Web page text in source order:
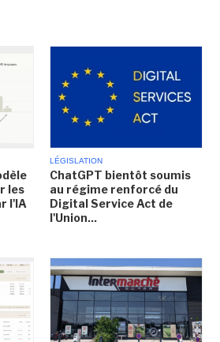
les
l'IA
LÉGISLATION
ChatGPT bientôt soumis
au régime renforcé du
Digital Service Act de
l'Union...